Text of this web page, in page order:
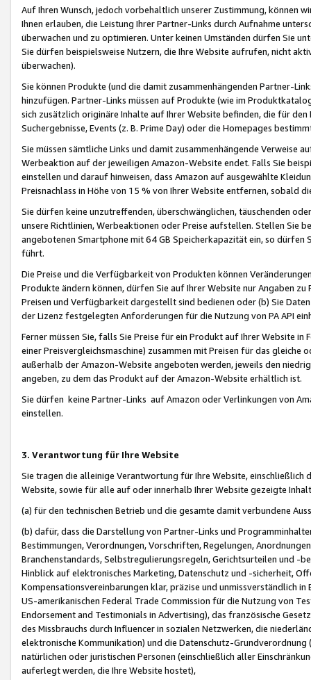
Auf Ihren Wunsch, jedoch vorbehaltlich unserer Zustimmung, können
Ihnen erlauben, die Leistung Ihrer Partner-Links durch Aufnahme
überwachen und zu optimieren. Unter keinen Umständen dürfen Sie
Sie dürfen beispielsweise Nutzern, die Ihre Website aufrufen, nicht
überwachen).
Sie können Produkte (und die damit zusammenhängenden Partner-
hinzufügen. Partner-Links müssen auf Produkte (wie im
sich zusätzlich originäre Inhalte auf Ihrer Website befinden, die für
Suchergebnisse, Events (z. B. Prime Day) oder die Homepages
Sie müssen sämtliche Links und damit zusammenhängende
Werbeaktion auf der jeweiligen Amazon-Website endet. Falls Sie
einstellen und darauf hinweisen, dass Amazon auf ausgewählte
Preisnachlass in Höhe von 15 % von Ihrer Website entfernen, sobald
Sie dürfen keine unzutreffenden, überschwänglichen, täuschenden
unsere Richtlinien, Werbeaktionen oder Preise aufstellen. Stellen Sie
angebotenen Smartphone mit 64 GB Speicherkapazität ein, so dürfen
führt.
Die Preise und die Verfügbarkeit von Produkten können
Produkte ändern können, dürfen Sie auf Ihrer Website nur Angaben
Preisen und Verfügbarkeit dargestellt sind bedienen oder (b) Sie
der Lizenz festgelegten Anforderungen für die Nutzung von PA API
Ferner müssen Sie, falls Sie Preise für ein Produkt auf Ihrer Website
einer Preisvergleichsmaschine) zusammen mit Preisen für das
außerhalb der Amazon-Website angeboten werden, jeweils den
angeben, zu dem das Produkt auf der Amazon-Website erhältlich ist.
Sie dürfen keine Partner-Links auf Amazon oder Verlinkungen von
einstellen.
3. Verantwortung für Ihre Website
Sie tragen die alleinige Verantwortung für Ihre Website,
Website, sowie für alle auf oder innerhalb Ihrer Website gezeigte
(a) für den technischen Betrieb und die gesamte damit verbundene
(b) dafür, dass die Darstellung von Partner-Links und
Bestimmungen, Verordnungen, Vorschriften, Regelungen,
Branchenstandards, Selbstregulierungsregeln, Gerichtsurteilen und -
Hinblick auf elektronisches Marketing, Datenschutz und -sicherheit,
Kompensationsvereinbarungen klar, präzise und unmissverständlich
US-amerikanischen Federal Trade Commission für die Nutzung von
Endorsement and Testimonials in Advertising), das französische
des Missbrauchs durch Influencer in sozialen Netzwerken, die
elektronische Kommunikation) und die Datenschutz-
natürlichen oder juristischen Personen (einschließlich aller
auferlegt werden, die Ihre Website hostet),